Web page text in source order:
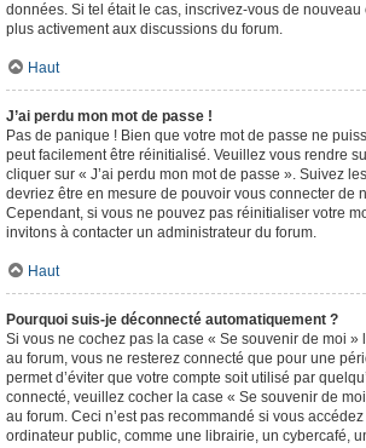
données. Si tel était le cas, inscrivez-vous de
plus activement aux discussions du forum.
Haut
J’ai perdu mon mot de passe !
Pas de panique ! Bien que votre mot de passe ne
peut facilement être réinitialisé. Veuillez vous rendre
cliquer sur « J’ai perdu mon mot de passe ». Suivez
devriez être en mesure de pouvoir vous connecter de
Cependant, si vous ne pouvez pas réinitialiser votre
invitons à contacter un administrateur du forum.
Haut
Pourquoi suis-je déconnecté automatiquement ?
Si vous ne cochez pas la case « Se souvenir de moi »
au forum, vous ne resterez connecté que pour une
permet d’éviter que votre compte soit utilisé par
connecté, veuillez cocher la case « Se souvenir de
au forum. Ceci n’est pas recommandé si vous
ordinateur public, comme une librairie, un cybercafé,